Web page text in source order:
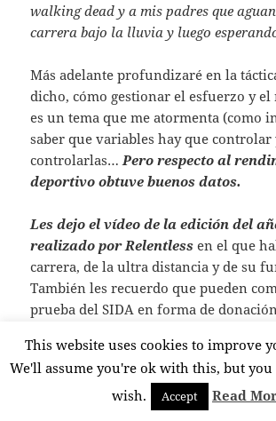
walking dead y a mis padres que
carrera bajo la lluvia y luego
Más adelante profundizaré en la
dicho, cómo gestionar el esfuerzo y
es un tema que me atormenta (como
saber que variables hay que controlar
controlarlas…Pero respecto al
deportivo obtuve buenos datos.
Les dejo el vídeo de la edición del
realizado por Relentless en el que
carrera, de la ultra distancia y de su
También les recuerdo que pueden
prueba del SIDA en forma de
través deAvaiabooksportsla cual nos
colabora reduciendo los costes al
https://
This website uses cookies to improve
We'll assume you're ok with this, but
wish.
Accept Read